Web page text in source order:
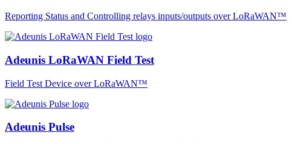
Reporting Status and Controlling relays inputs/outputs over LoRaWAN™
Adeunis LoRaWAN Field Test
Field Test Device over LoRaWAN™
Adeunis Pulse